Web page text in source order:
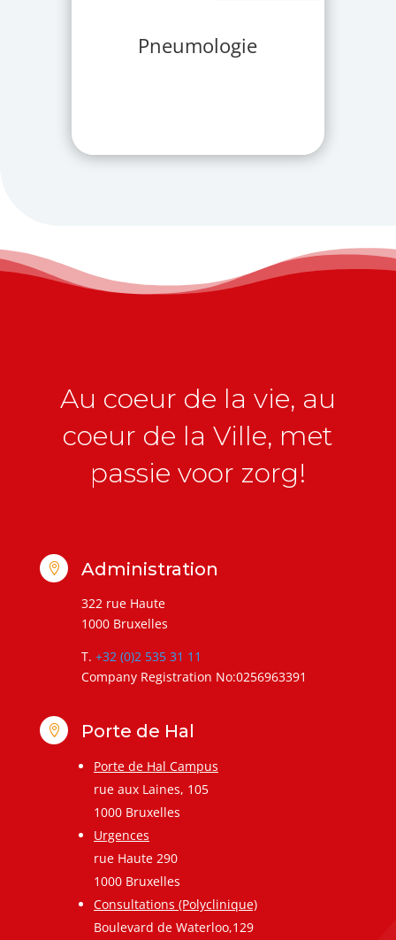
Pneumologie
Au coeur de la vie, au
coeur de la Ville, met
passie voor zorg!
 Administration
322 rue Haute
1000 Bruxelles
T. +32 (0)2 535 31 11
Company Registration No:0256963391
 Porte de Hal
Porte de Hal Campus
rue aux Laines, 105
1000 Bruxelles
Urgences
rue Haute 290
1000 Bruxelles
Consultations (Polyclinique)
Boulevard de Waterloo,129